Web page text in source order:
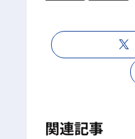
関連記事